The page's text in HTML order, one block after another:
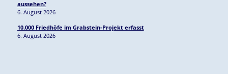
aussehen?
6. August 2026
10.000 Friedhöfe im Grabstein-Projekt erfasst
6. August 2026